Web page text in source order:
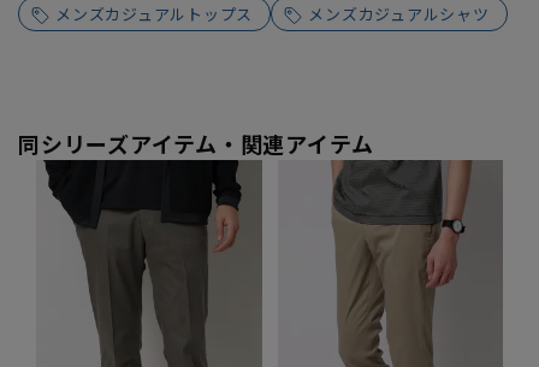
メンズカジュアルトップス メンズカジュアルシャツ
同シリーズアイテム・関連アイテム